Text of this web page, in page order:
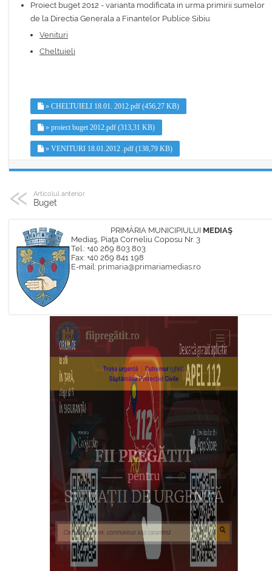
Proiect buget 2012 - varianta modificata in urma primirii sumelor
de la Directia Generala a Finantelor Publice Sibiu
Venituri
Cheltuieli
» CHELTUIELI 18.01. 2012.pdf (456,27 KB)
» proiect buget 2012.pdf (313,31 KB)
» VENITURI 18.01.2012 .pdf (138,79 KB)
Articolul anterior
Buget
PRIMĂRIA MUNICIPIULUI MEDIAŞ
Mediaş, Piaţa Corneliu Coposu Nr. 3
Tel.: +40 269 803 803
Fax: +40 269 841 198
E-mail: primaria@primariamedias.ro